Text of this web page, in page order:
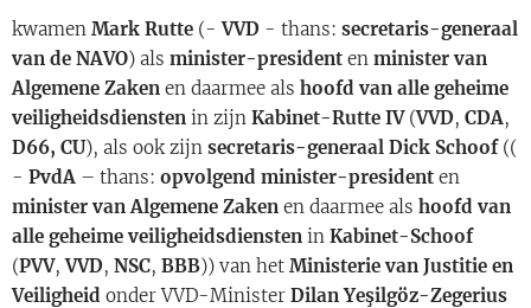
kwamen Mark Rutte (-VVD - thans: secretaris-generaal
van de NAVO) als minister-president en minister van
Algemene Zaken en daarmee als hoofd van alle geheime
veiligheidsdiensten in zijn Kabinet-Rutte IV(VVD, CDA,
D66, CU), als ook zijn secretaris-generaal Dick Schoof ((
- PvdA – thans: opvolgend minister-president en
minister van Algemene Zaken en daarmee als hoofd van
alle geheime veiligheidsdiensten in Kabinet-Schoof
(PVV,VVD, NSC, BBB)) van het Ministerie van Justitie en
Veiligheid onder VVD-Minister Dilan Yeşilgöz-Zegerius